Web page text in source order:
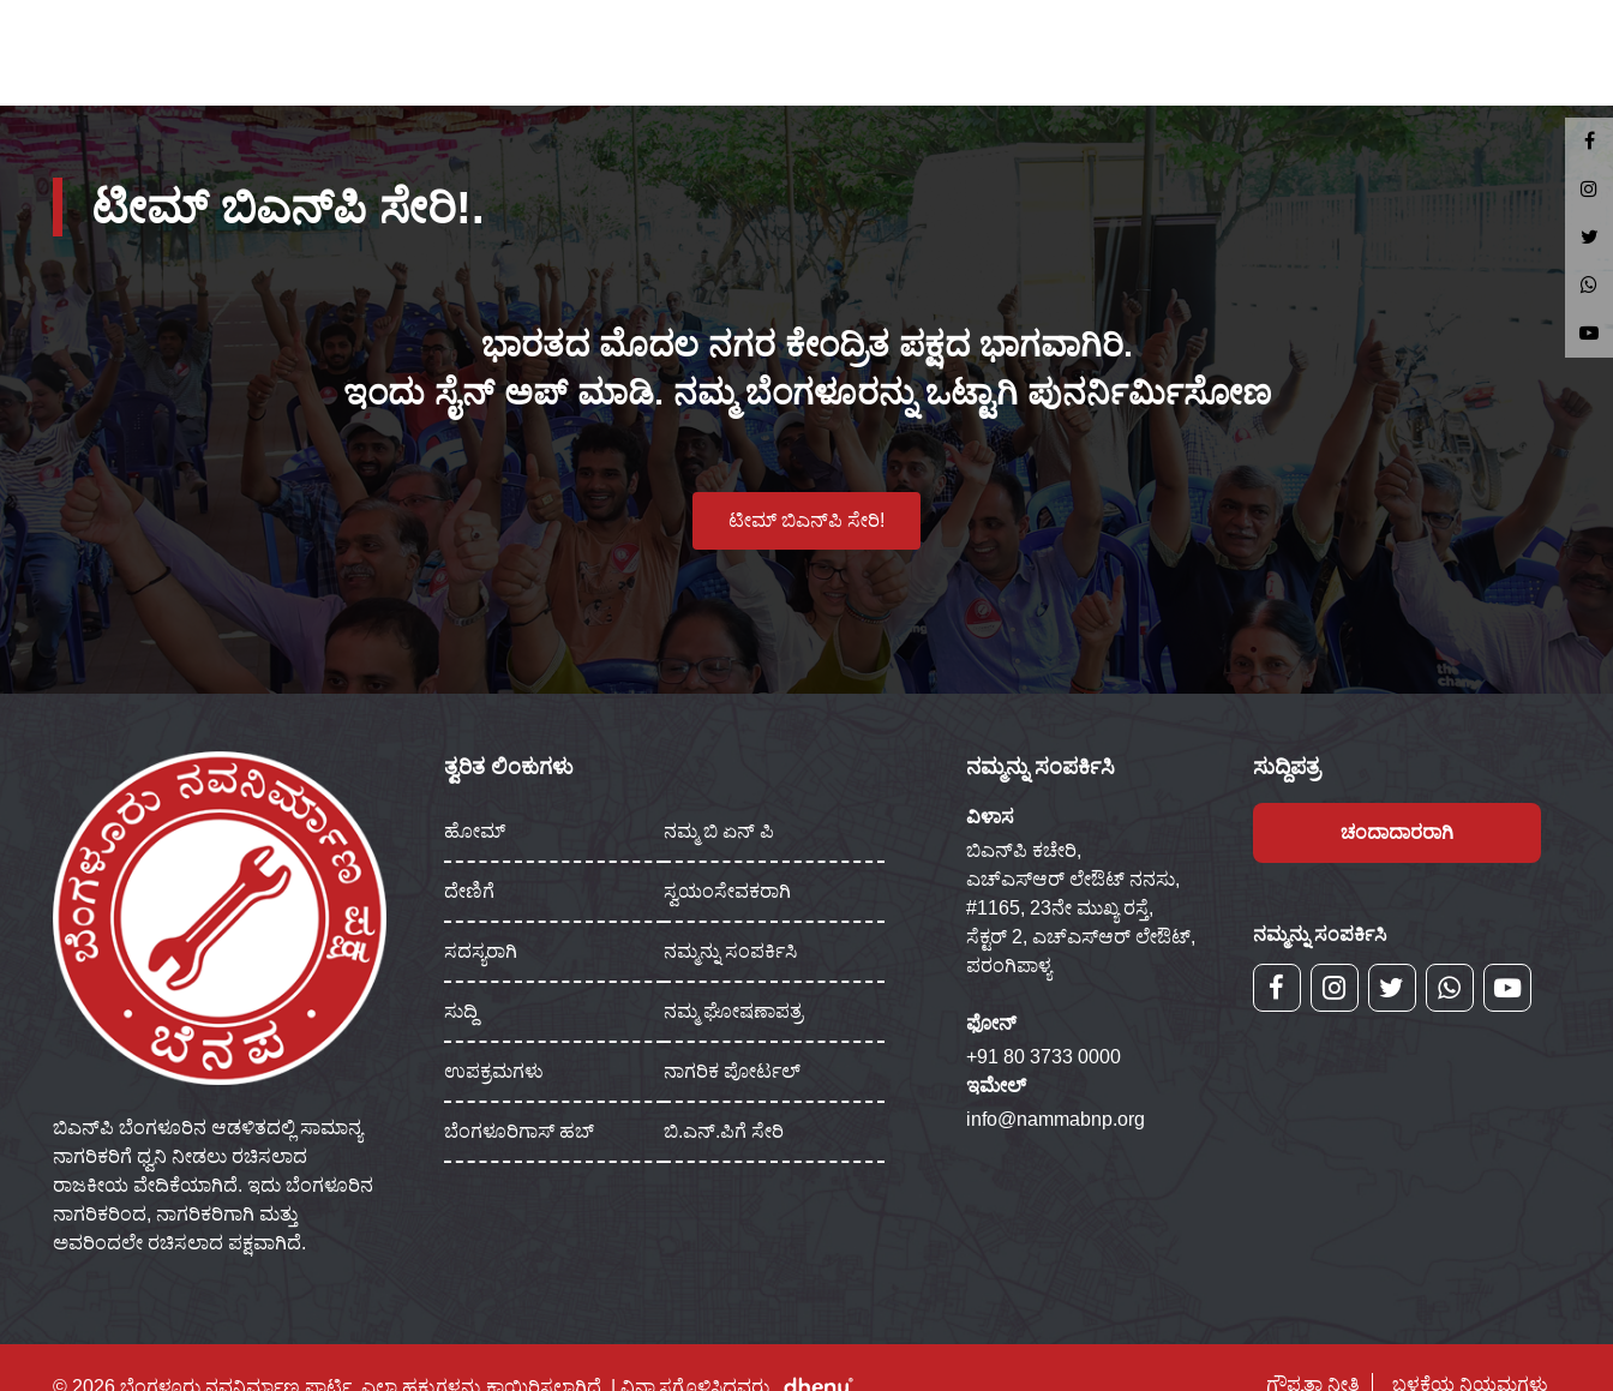
ಟೀಮ್ ಬಿಎನ್‌ಪಿ ಸೇರಿ!.
ಭಾರತದ ಮೊದಲ ನಗರ ಕೇಂದ್ರಿತ ಪಕ್ಷದ ಭಾಗವಾಗಿರಿ.
ಇಂದು ಸೈನ್ ಅಪ್ ಮಾಡಿ. ನಮ್ಮ ಬೆಂಗಳೂರನ್ನು ಒಟ್ಟಾಗಿ ಪುನರ್ನಿರ್ಮಿಸೋಣ
ಟೀಮ್ ಬಿಎನ್‌ಪಿ ಸೇರಿ!
ಬಿಎನ್‌ಪಿ ಬೆಂಗಳೂರಿನ ಆಡಳಿತದಲ್ಲಿ ಸಾಮಾನ್ಯ
ನಾಗರಿಕರಿಗೆ ಧ್ವನಿ ನೀಡಲು ರಚಿಸಲಾದ
ರಾಜಕೀಯ ವೇದಿಕೆಯಾಗಿದೆ. ಇದು ಬೆಂಗಳೂರಿನ
ನಾಗರಿಕರಿಂದ, ನಾಗರಿಕರಿಗಾಗಿ ಮತ್ತು
ಅವರಿಂದಲೇ ರಚಿಸಲಾದ ಪಕ್ಷವಾಗಿದೆ.
ತ್ವರಿತ ಲಿಂಕುಗಳು
ಹೋಮ್ ನಮ್ಮ ಬಿ ಏನ್ ಪಿ
ದೇಣಿಗೆ ಸ್ವಯಂಸೇವಕರಾಗಿ
ಸದಸ್ಯರಾಗಿ ನಮ್ಮನ್ನು ಸಂಪರ್ಕಿಸಿ
ಸುದ್ದಿ ನಮ್ಮ ಘೋಷಣಾಪತ್ರ
ಉಪಕ್ರಮಗಳು ನಾಗರಿಕ ಪೋರ್ಟಲ್
ಬೆಂಗಳೂರಿಗಾಸ್ ಹಬ್ ಬಿ.ಎನ್.ಪಿಗೆ ಸೇರಿ
ನಮ್ಮನ್ನು ಸಂಪರ್ಕಿಸಿ
ವಿಳಾಸ
ಬಿಎನ್‌ಪಿ ಕಚೇರಿ,
ಎಚ್‌ಎಸ್‌ಆರ್ ಲೇಔಟ್ ನನಸು,
#1165, 23ನೇ ಮುಖ್ಯ ರಸ್ತೆ,
ಸೆಕ್ಟರ್ 2, ಎಚ್‌ಎಸ್‌ಆರ್ ಲೇಔಟ್,
ಪರಂಗಿಪಾಳ್ಯ
ಫೋನ್
+91 80 3733 0000
ಇಮೇಲ್
info@nammabnp.org
ಸುದ್ದಿಪತ್ರ
ಚಂದಾದಾರರಾಗಿ
ನಮ್ಮನ್ನು ಸಂಪರ್ಕಿಸಿ
© 2026 ಬೆಂಗಳೂರು ನವನಿರ್ಮಾಣ ಪಾರ್ಟಿ, ಎಲ್ಲಾ ಹಕ್ಕುಗಳನ್ನು ಕಾಯ್ದಿರಿಸಲಾಗಿದೆ. | ವಿನ್ಯಾಸಗೊಳಿಸಿದವರು ಗೌಪ್ಯತಾ ನೀತಿ ಬಳಕೆಯ ನಿಯಮಗಳು